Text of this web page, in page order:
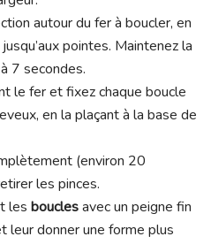
autour du fer à boucler, en
pointes. Maintenez la
7 secondes.
le fer et fixez chaque boucle
en la plaçant à la base de
(environ 20
les pinces.
les bouclesavec un peigne fin
leur donner une forme plus